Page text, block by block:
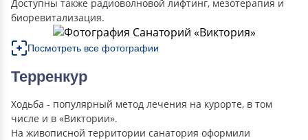
Доступны также радиоволновой лифтинг, мезотерапия и
биоревитализация.
Посмотреть все фотографии
Терренкур
Ходьба - популярный метод лечения на курорте, в том
числе и в «Виктории».
На живописной территории санатория оформили